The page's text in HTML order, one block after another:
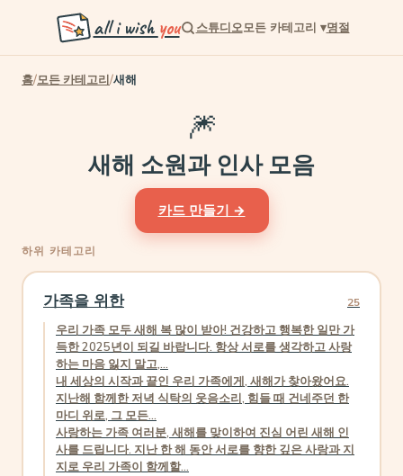
all i wish you 스튜디오모든 카테고리 ▾명절
홈/모든 카테고리/새해
🎆
새해 소원과 인사 모음
카드 만들기 →
하위 카테고리
가족을 위한 25
우리 가족 모두 새해 복 많이 받아! 건강하고 행복한 일만 가
득한 2025년이 되길 바랍니다. 항상 서로를 생각하고 사랑
하는 마음 잃지 말고,...
내 세상의 시작과 끝인 우리 가족에게, 새해가 찾아왔어요.
지난해 함께한 저녁 식탁의 웃음소리, 힘들 때 건네주던 한
마디 위로, 그 모든...
사랑하는 가족 여러분, 새해를 맞이하여 진심 어린 새해 인
사를 드립니다. 지난 한 해 동안 서로를 향한 깊은 사랑과 지
지로 우리 가족이 함께할...